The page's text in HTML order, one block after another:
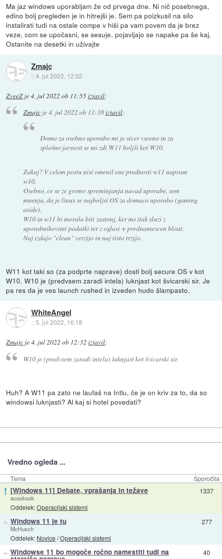
Ma jaz windows uporabljam že od prvega dne. Ni nič posebnega,
edino bolj pregleden je in hitrejši je. Sem pa poizkusil na silo
instalirati tudi na ostale compe v hiši pa vam povem da je brez
veze, com se upočasni, se sesuje, pojavljajo se napake pa še kaj.
Ostanite na desetki in uživajte
Zmajc
::4. jul 2022, 12:32
ZveeZ je4. jul 2022 ob 11:55izjavil:
Zmajcje4. jul 2022 ob 11:38izjavil:
Doma za osebno uporabo mi je sicer vseeno in za
splošno javnost se mi zdi W11 boljši kot W10.
Zakaj? V celem postu nisi omenil ene prednosti w11 napram
w10.
Osebno, ce se ze gremo spreminjanja navad uporabe, sem
mnenja, da je linux se najboljsi OS za domaco uporabo (gaming
aside).
W10 in w11 bi morala biti zastonj, ker ms itak sluzi z
uporabnikovimi podatki ter z oglasi + prednamescen bloat.
Naj izdajo "clean" verzijo in naj tisto trzijo.
W11 kot taki so (za podprte naprave) dosti bolj secure OS v kot
W10. W10 je (predvsem zaradi intela) luknjast kot švicarski sir. Je
pa res da je ves launch rushed in izveden hudo šlampasto.
WhiteAngel
::5. jul 2022, 16:18
Zmajc je4. jul 2022 ob 12:32 izjavil:
W10 je (predvsem zaradi intela) luknjast kot švicarski sir.
Huh? A W11 pa zato ne laufaš na Intlu, če je on kriv za to, da so
windowsi luknjasti? Al kaj si hotel povedati?
Vredno ogleda ...
Tema Sporočila
! [Windows 11] Debate, vprašanja in težave
acookook
Oddelek:Operacijski sistemi
1337
» Windows 11 je tu
McHusch
Oddelek: Novice/Operacijski sistemi
277
» Windowse 11 bo mogoče ročno namestiti tudi na 40